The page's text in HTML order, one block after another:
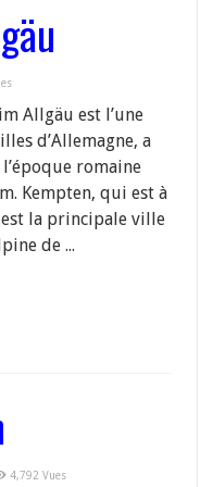
Allgäu est l’une
d’Allemagne, a
romaine
Kempten, qui est à
la principale ville
de ...
4,792 Vues